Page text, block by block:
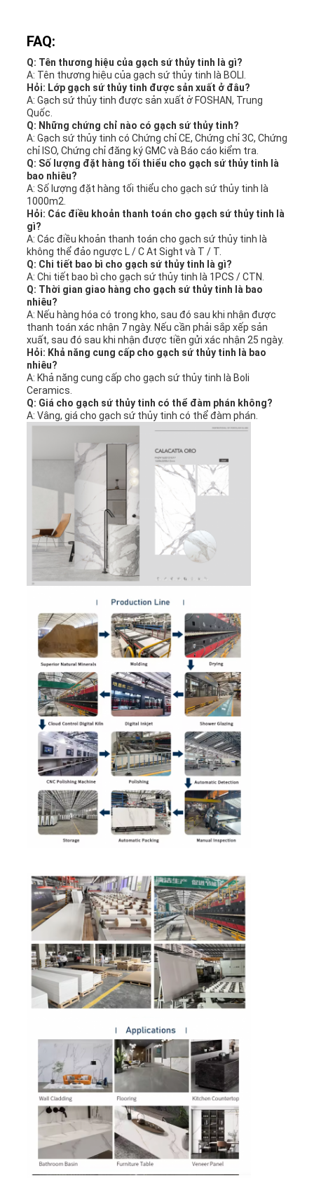
FAQ:
Q: Tên thương hiệu của gạch sứ thủy tinh là gì?
A: Tên thương hiệu của gạch sứ thủy tinh là BOLI.
Hỏi: Lớp gạch sứ thủy tinh được sản xuất ở đâu?
A: Gạch sứ thủy tinh được sản xuất ở FOSHAN, Trung
Quốc.
Q: Những chứng chỉ nào có gạch sứ thủy tinh?
A: Gạch sứ thủy tinh có Chứng chỉ CE, Chứng chỉ 3C, Chứng
chỉ ISO, Chứng chỉ đăng ký GMC và Báo cáo kiểm tra.
Q: Số lượng đặt hàng tối thiểu cho gạch sứ thủy tinh là
bao nhiêu?
A: Số lượng đặt hàng tối thiểu cho gạch sứ thủy tinh là
1000m2.
Hỏi: Các điều khoản thanh toán cho gạch sứ thủy tinh là
gì?
A: Các điều khoản thanh toán cho gạch sứ thủy tinh là
không thể đảo ngược L / C At Sight và T / T.
Q: Chi tiết bao bì cho gạch sứ thủy tinh là gì?
A: Chi tiết bao bì cho gạch sứ thủy tinh là 1PCS / CTN.
Q: Thời gian giao hàng cho gạch sứ thủy tinh là bao
nhiêu?
A: Nếu hàng hóa có trong kho, sau đó sau khi nhận được
thanh toán xác nhận 7 ngày. Nếu cần phải sắp xếp sản
xuất, sau đó sau khi nhận được tiền gửi xác nhận 25 ngày.
Hỏi: Khả năng cung cấp cho gạch sứ thủy tinh là bao
nhiêu?
A: Khả năng cung cấp cho gạch sứ thủy tinh là Boli
Ceramics.
Q: Giá cho gạch sứ thủy tinh có thể đàm phán không?
A: Vâng, giá cho gạch sứ thủy tinh có thể đàm phán.